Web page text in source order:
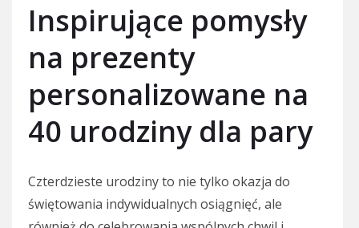
Inspirujące pomysły
na prezenty
personalizowane na
40 urodziny dla pary
Czterdzieste urodziny to nie tylko okazja do
świętowania indywidualnych osiągnięć, ale